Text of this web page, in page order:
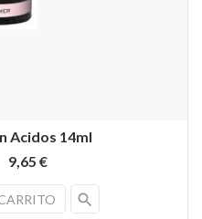
Acidos 14ml
9,65 €
search